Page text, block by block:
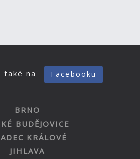
také na Facebooku
BRNO
BUDĚJOVICE
KRÁLOVÉ
JIHLAVA